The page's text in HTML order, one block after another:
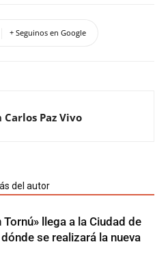
+ Seguinos en Google
Carlos Paz Vivo
del autor
Tornú» llega a la Ciudad de
se realizará la nueva